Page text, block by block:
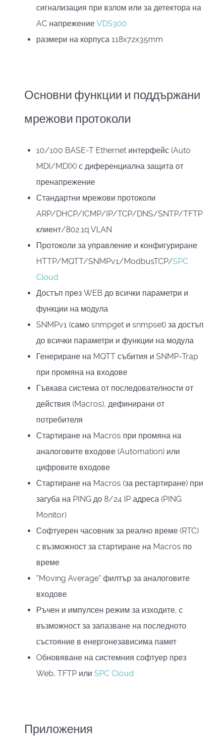
сигнализация при взлом или за детектора на
AC напрежение VDS300
размери на корпуса 118x72x35mm
Основни функции и поддържани
мрежови протоколи
10/100 BASE-T Ethernet интерфейс (Auto
MDI/MDIX) с диференциална защита от
пренапрежение
Стандартни мрежови протоколи
ARP/DHCP/ICMP/IP/TCP/DNS/SNTP/TFTP
клиент/802.1q VLAN
Протоколи за управление и конфигуриране:
HTTP/MQTT/SNMPv1/ModbusTCP/SPC
Cloud
Достъп през WEB до всички параметри и
функции на модула
SNMPv1 (само snmpget и snmpset) за достъп
до всички параметри и функции на модула
Генериране на MQTT събития и SNMP-Trap
при промяна на входове
Гъвкава система от последователности от
действия (Macros), дефинирани от
потребителя
Стартиране на Macros при промяна на
аналоговите входове (Automation) или
цифровите входове
Стартиране на Macros (за рестартиране) при
загуба на PING до 8/24 IP адреса (PING
Monitor)
Софтуерен часовник за реално време (RTC)
с възможност за стартиране на Macros по
време
"Moving Average" филтър за аналоговите
входове
Ръчен и импулсен режим за изходите, с
възможност за запазване на последното
състояние в енергонезависима памет
Oбновяване на системния софтуер през
Web, TFTP или SPC Cloud
Приложения